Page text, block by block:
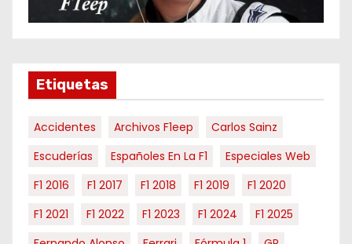
s
Etiquetas
Accidentes Archivos F1eep
Carlos Sainz
Escuderías
Españoles En La F1
Especiales Web
F1 2016
F1 2017 F1 2018 F1 2019
F1 2020
F1 2021
F1 2022 F1 2023 F1 2024
F1 2025